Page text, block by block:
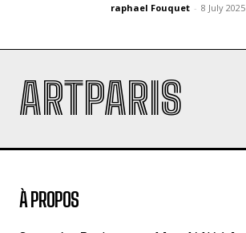
raphael Fouquet - 8 July 2025
ARTPARIS
À PROPOS